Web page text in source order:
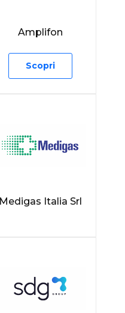
Amplifon
Scopri
Medigas Italia Srl